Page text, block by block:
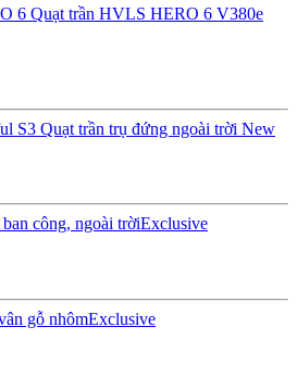
6 Quạt trần HVLS HERO 6 V380e
S3 Quạt trần trụ đứng ngoài trời New
công, ngoài trờiExclusive
gỗ nhômExclusive